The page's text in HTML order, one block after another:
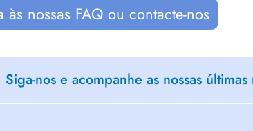
às nossas FAQ ou contacte-nos
Siga-nos e acompanhe as nossas últimas